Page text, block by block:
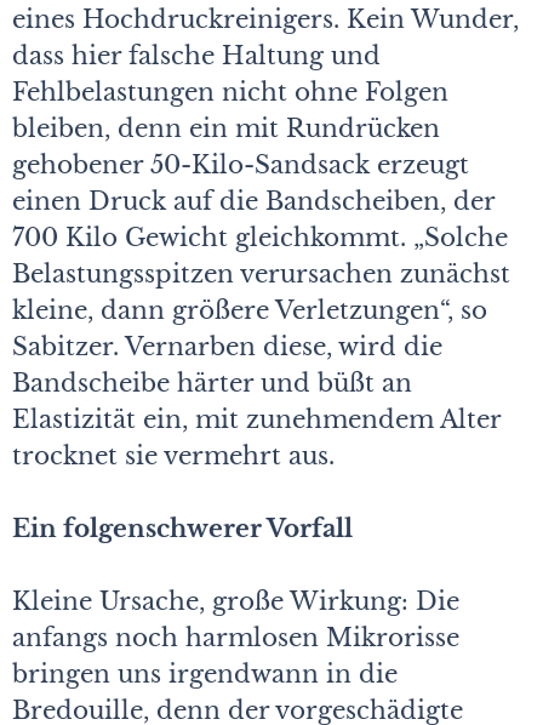
eines Hochdruckreinigers. Kein Wunder,
dass hier falsche Haltung und
Fehlbelastungen nicht ohne Folgen
bleiben, denn ein mit Rundrücken
gehobener 50-Kilo-Sandsack erzeugt
einen Druck auf die Bandscheiben, der
700 Kilo Gewicht gleichkommt. „Solche
Belastungsspitzen verursachen zunächst
kleine, dann größere Verletzungen“, so
Sabitzer. Vernarben diese, wird die
Bandscheibe härter und büßt an
Elastizität ein, mit zunehmendem Alter
trocknet sie vermehrt aus.
Ein folgenschwerer Vorfall
Kleine Ursache, große Wirkung: Die
anfangs noch harmlosen Mikrorisse
bringen uns irgendwann in die
Bredouille, denn der vorgeschädigte